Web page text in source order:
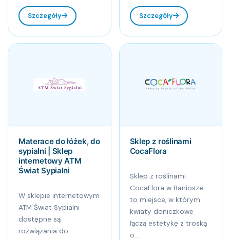
Szczegóły Szczegóły
Materace do łóżek, do
sypialni | Sklep
internetowy ATM
Świat Sypialni
W sklepie internetowym
ATM Świat Sypialni
dostępne są
rozwiązania do
Sklep z roślinami
CocaFlora
Sklep z roślinami
CocaFlora w Baniosze
to miejsce, w którym
kwiaty doniczkowe
łączą estetykę z troską
o...